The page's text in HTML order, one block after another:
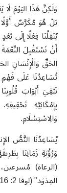
وَلَكِنَّ هَذَا اليَوْمَ
بَلْ هُوَ مُكَرَّسٌ
يُنَقِلُنَا فِعْلًا إِلَى
أَنْ نَسْتَقْبِلَ النِّعْمَةَ
الحَقِّ وَالْإِنْسَانِ
تُسَاعِدُنَا عَلَى
نَبْقِيَ أَبْوَابَ
بِإِمْكَانِيَّةِ
وَالِاسْتِسْلَامِ.
يُسَاعِدُنَا النَّصُّ
وَرُؤْيَةِ زَمَانِنَا
(الرعاة)
المِذوَد"(لوقا 2: 16)